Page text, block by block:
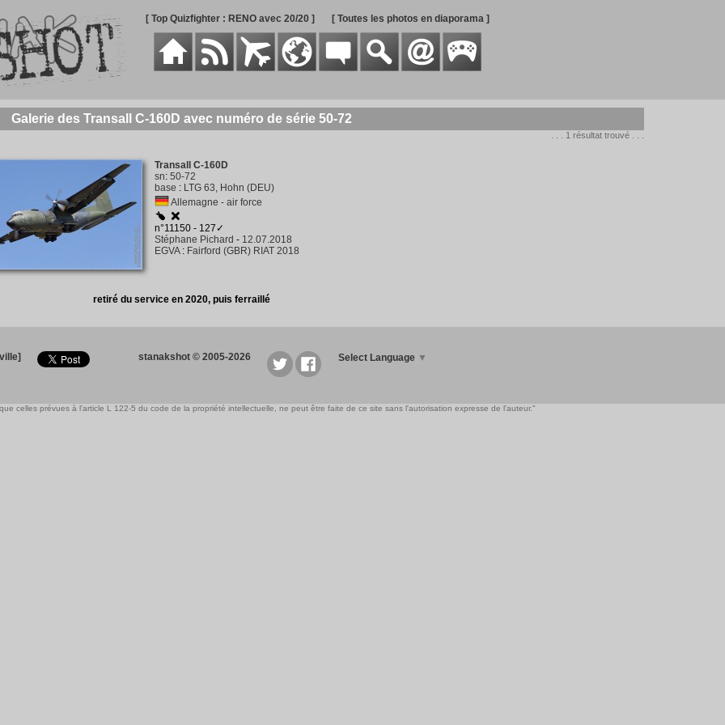
[ Top Quizfighter : RENO avec 20/20 ] [ Toutes les photos en diaporama ]
Galerie des Transall C-160D avec numéro de série 50-72
. . . 1 résultat trouvé . . .
Transall C-160D
sn: 50-72
base : LTG 63, Hohn (DEU)
Allemagne - air force
n°11150 - 127✓
Stéphane Pichard - 12.07.2018
EGVA: Fairford (GBR) RIAT 2018
retiré du service en 2020, puis ferraillé
stanakshot © 2005-2026 Select Language ▼
celles prévues à l'article L 122-5 du code de la propriété intellectuelle, ne peut être faite de ce site sans l'autorisation expresse de l'auteur."